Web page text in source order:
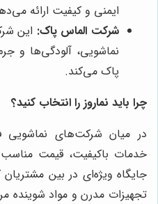
ایمنی و کیفیت ارائه
شرکت الماس پاک: این
نماشویی، آلودگی‌ها و
پاک می‌کند.
چرا باید نماروز را انتخاب کنید؟
در میان شرکت‌های نماشویی
خدمات باکیفیت، قیمت
جایگاه ویژه‌ای در بین
تجهیزات مدرن و مواد شوینده